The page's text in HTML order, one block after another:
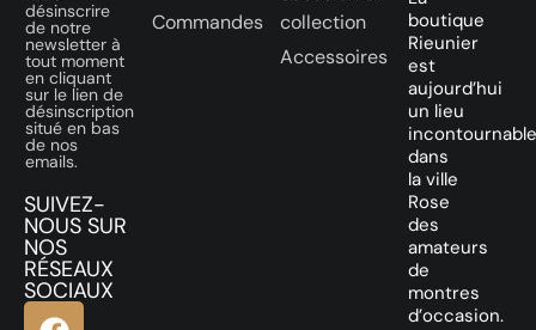
désinscrire
de notre
newsletter à
tout moment
en cliquant
sur le lien de
désinscription
situé en bas
de nos
emails.
SUIVEZ-
NOUS SUR
NOS
RÉSEAUX
SOCIAUX
Commandes
collection
Accessoires
boutique
Rieunier
est
aujourd’hui
un lieu
incontournable
dans
la ville
Rose
des
amateurs
de
montres
d’occasion.